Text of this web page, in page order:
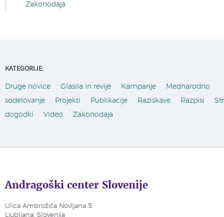
Zakonodaja
KATEGORIJE:
Druge novice Glasila in revije Kampanje
Mednarodno
sodelovanje
Projekti Publikacije Raziskave Razpisi
dogodki
Video Zakonodaja
Andragoški center Slovenije
Ulica Ambrožiča Novljana 5
Ljubljana, Slovenija